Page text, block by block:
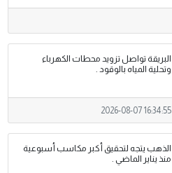
البريقة تواصل تزويد محطات الكهرباء
وتحلية المياه بالوقود .
2026-08-07 16:34:55
الذهب يتجه لتحقيق أكبر مكاسب أسبوعية
منذ يناير الماضي .